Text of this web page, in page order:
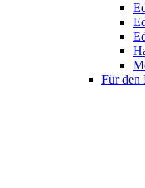
Für den